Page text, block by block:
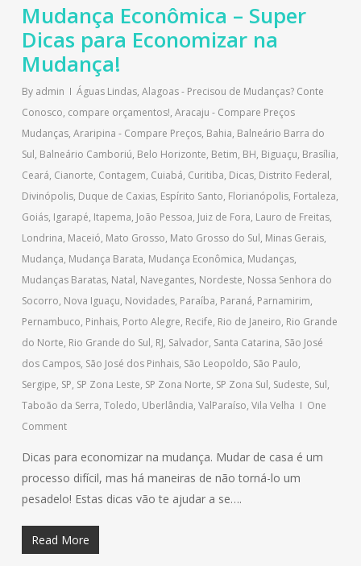
Mudança Econômica – Super
Dicas para Economizar na
Mudança!
By admin Águas Lindas, Alagoas - Precisou de Mudanças? Conte
Conosco, compare orçamentos!, Aracaju - Compare Preços
Mudanças, Araripina - Compare Preços, Bahia, Balneário Barra do
Sul, Balneário Camboriú, Belo Horizonte, Betim, BH, Biguaçu, Brasília,
Ceará, Cianorte, Contagem, Cuiabá, Curitiba, Dicas, Distrito Federal,
Divinópolis, Duque de Caxias, Espírito Santo, Florianópolis, Fortaleza,
Goiás, Igarapé, Itapema, João Pessoa, Juiz de Fora, Lauro de Freitas,
Londrina, Maceió, Mato Grosso, Mato Grosso do Sul, Minas Gerais,
Mudança, Mudança Barata, Mudança Econômica, Mudanças,
Mudanças Baratas, Natal, Navegantes, Nordeste, Nossa Senhora do
Socorro, Nova Iguaçu, Novidades, Paraíba, Paraná, Parnamirim,
Pernambuco, Pinhais, Porto Alegre, Recife, Rio de Janeiro, Rio Grande
do Norte, Rio Grande do Sul, RJ, Salvador, Santa Catarina, São José
dos Campos, São José dos Pinhais, São Leopoldo, São Paulo,
Sergipe, SP, SP Zona Leste, SP Zona Norte, SP Zona Sul, Sudeste, Sul,
Taboão da Serra, Toledo, Uberlândia, ValParaíso, Vila Velha
One
Comment
Dicas para economizar na mudança. Mudar de casa é um
processo difícil, mas há maneiras de não torná-lo um
pesadelo! Estas dicas vão te ajudar a se….
Read More